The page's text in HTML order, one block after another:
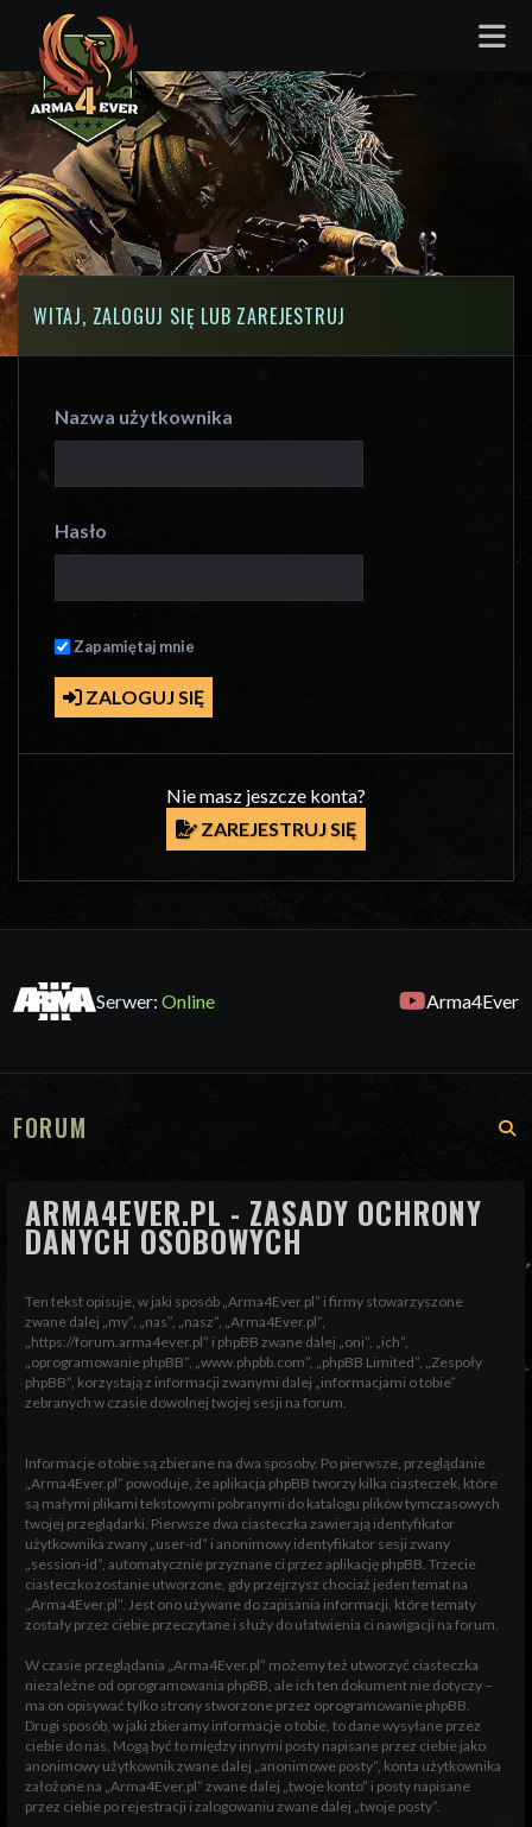
WITAJ, ZALOGUJ SIĘ LUB ZAREJESTRUJ
Nazwa użytkownika
Hasło
Zapamiętaj mnie
ZALOGUJ SIĘ
Nie masz jeszcze konta?
ZAREJESTRUJ SIĘ
Serwer:Online Arma4Ever
FORUM
ARMA4EVER.PL - ZASADY OCHRONY
DANYCH OSOBOWYCH
Ten tekst opisuje, w jaki sposób „Arma4Ever.pl” i firmy stowarzyszone
zwane dalej „my”, „nas”, „nasz”, „Arma4Ever.pl”,
„https://forum.arma4ever.pl” i phpBB zwane dalej „oni”, „ich”,
„oprogramowanie phpBB”, „www.phpbb.com”, „phpBB Limited”, „Zespoły
phpBB”, korzystają z informacji zwanymi dalej „informacjami o tobie”
zebranych w czasie dowolnej twojej sesji na forum.
Informacje o tobie są zbierane na dwa sposoby. Po pierwsze, przeglądanie
„Arma4Ever.pl” powoduje, że aplikacja phpBB tworzy kilka ciasteczek, które
są małymi plikami tekstowymi pobranymi do katalogu plików tymczasowych
twojej przeglądarki. Pierwsze dwa ciasteczka zawierają identyfikator
użytkownika zwany „user-id” i anonimowy identyfikator sesji zwany
„session-id”, automatycznie przyznane ci przez aplikację phpBB. Trzecie
ciasteczko zostanie utworzone, gdy przejrzysz chociaż jeden temat na
„Arma4Ever.pl”. Jest ono używane do zapisania informacji, które tematy
zostały przez ciebie przeczytane i służy do ułatwienia ci nawigacji na forum.
W czasie przeglądania „Arma4Ever.pl” możemy też utworzyć ciasteczka
niezależne od oprogramowania phpBB, ale ich ten dokument nie dotyczy –
ma on opisywać tylko strony stworzone przez oprogramowanie phpBB.
Drugi sposób, w jaki zbieramy informacje o tobie, to dane wysyłane przez
ciebie do nas. Mogą być to między innymi posty napisane przez ciebie jako
anonimowy użytkownik zwane dalej „anonimowe posty”, konta użytkownika
założone na „Arma4Ever.pl” zwane dalej „twoje konto” i posty napisane
przez ciebie po rejestracji i zalogowaniu zwane dalej „twoje posty”.